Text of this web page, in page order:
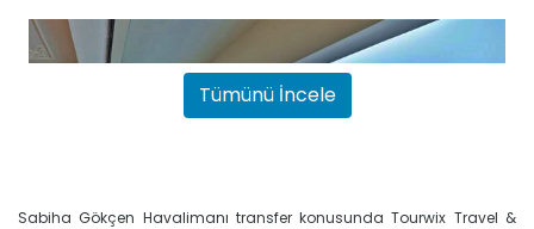
Tümünü İncele
Sabiha Gökçen Havalimanı transfer konusunda Tourwix Travel &